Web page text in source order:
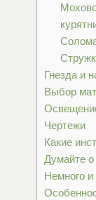
Гнезда и
Выбор
Чертежи
Какие
Думайте о
Немного и